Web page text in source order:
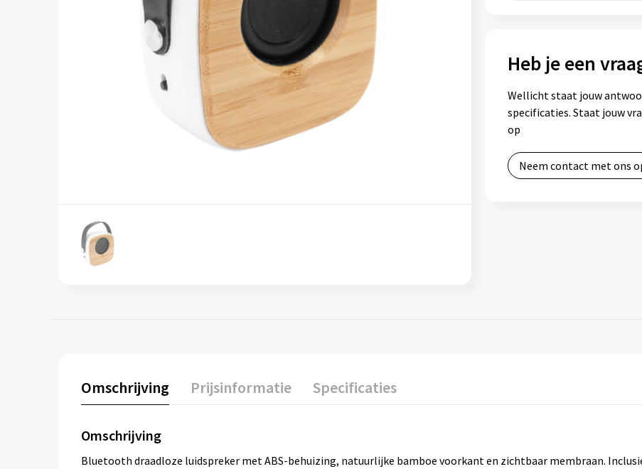
Heb je een
Wellicht staat jouw
specificaties. Staat jouw
op
Neem contact met ons
Omschrijving Prijsinformatie Specificaties
Omschrijving
Bluetooth draadloze luidspreker met ABS-behuizing, natuurlijke bamboe voorkant en zichtbaar membraan.